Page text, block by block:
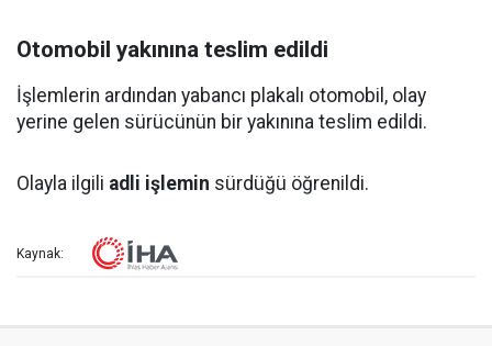
Otomobil yakınına teslim edildi
İşlemlerin ardından yabancı plakalı otomobil, olay
yerine gelen sürücünün bir yakınına teslim edildi.
Olayla ilgili adli işlemin sürdüğü öğrenildi.
Kaynak: